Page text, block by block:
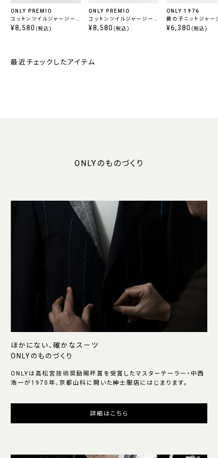
ONLY PREMIO
コットンツイルジャージー
ホリゾンタル サックス
¥8,580 (税込)
ONLY PREMIO
コットンツイルジャージー
ホリゾンタル ベージュ
¥8,580 (税込)
ONLY 1976
鹿の子ニットジャ
カッタウェイ スナッ
¥6,380 (税込)
最近チェックしたアイテム
ONLYのものづくり
ほかにない、確かなスーツ
ONLYのものづくり
ONLYは高松宮技術奨励賜杯賞を受賞したマスターテーラー・中西
浩一が1970年、京都山科に開いた紳士服店にはじまります。
詳細はこちら